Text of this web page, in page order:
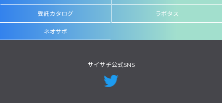
受託カタログ ラボタス
ネオサポ
サイサチ公式SNS